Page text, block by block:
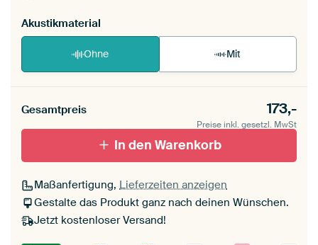
Akustikmaterial
Ohne Mit
Gesamtpreis 173,-
Preise inkl. gesetzl. MwSt
In den Warenkorb
Maßanfertigung, Lieferzeiten anzeigen
Gestalte das Produkt ganz nach deinen Wünschen.
Jetzt kostenloser Versand!